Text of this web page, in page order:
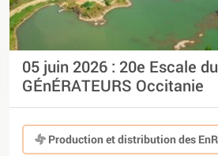
05 juin 2026 : 20e Escale
GÉnÉRATEURS Occitanie
Production et distribution des EnR